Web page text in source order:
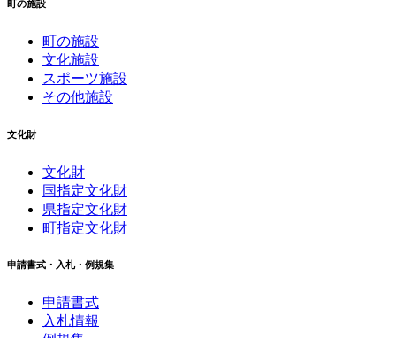
町の施設
町の施設
文化施設
スポーツ施設
その他施設
文化財
文化財
国指定文化財
県指定文化財
町指定文化財
申請書式・入札・例規集
申請書式
入札情報